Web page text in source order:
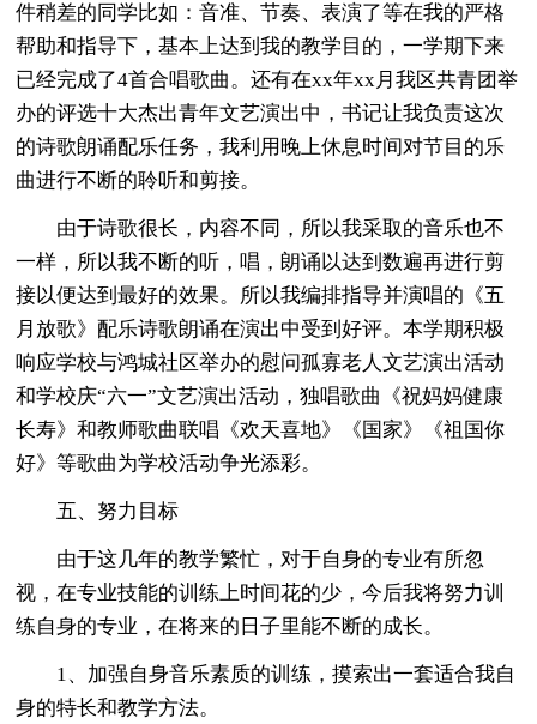
件稍差的同学比如：音准、节奏、表演了等在我的严格
帮助和指导下，基本上达到我的教学目的，一学期下来
已经完成了4首合唱歌曲。还有在xx年xx月我区共青团举
办的评选十大杰出青年文艺演出中，书记让我负责这次
的诗歌朗诵配乐任务，我利用晚上休息时间对节目的乐
曲进行不断的聆听和剪接。
由于诗歌很长，内容不同，所以我采取的音乐也不
一样，所以我不断的听，唱，朗诵以达到数遍再进行剪
接以便达到最好的效果。所以我编排指导并演唱的《五
月放歌》配乐诗歌朗诵在演出中受到好评。本学期积极
响应学校与鸿城社区举办的慰问孤寡老人文艺演出活动
和学校庆“六一”文艺演出活动，独唱歌曲《祝妈妈健康
长寿》和教师歌曲联唱《欢天喜地》《国家》《祖国你
好》等歌曲为学校活动争光添彩。
五、努力目标
由于这几年的教学繁忙，对于自身的专业有所忽
视，在专业技能的训练上时间花的少，今后我将努力训
练自身的专业，在将来的日子里能不断的成长。
1、加强自身音乐素质的训练，摸索出一套适合我自
身的特长和教学方法。